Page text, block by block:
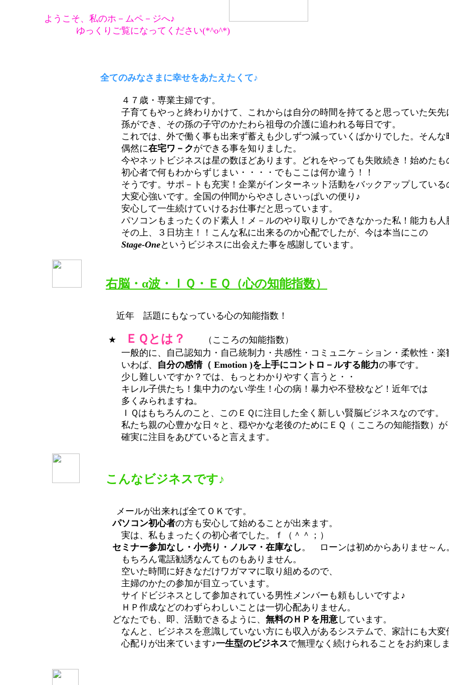
ようこそ、私のホ－ムペ－ジへ♪
ゆっくりご覧になってください(*^o^*)
全てのみなさまに幸せをあたえたくて♪
４７歳・専業主婦です。
子育てもやっと終わりかけて、これからは自分の時間を持てると思っていた矢先
孫ができ、その孫の子守のかたわら祖母の介護に追われる毎日です。
これでは、外で働く事も出来ず蓄えも少しずつ減っていくばかりでした。そんな
偶然に在宅ワ－クができる事を知りました。
今やネットビジネスは星の数ほどあります。どれをやっても失敗続き！始めたも
初心者で何もわからずじまい・・・・でもここは何か違う！！
そうです。サポ－トも充実！ 企業がインターネット活動をバックアップしている
大変心強いです。全国の仲間からやさしさいっぱいの便り♪
安心して一生続けていけるお仕事だと思っています。
パソコンもまったくのド素人！メ－ルのやり取りしかできなかった私！能力も人脈
その上、３日坊主！！こんな私に出来るのか心配でしたが、今は本当にこの
Stage-Oneというビジネスに出会えた事を感謝しています。
右脳・α波・ＩＱ・ＥＱ（心の知能指数）
近年 話題にもなっている心の知能指数！
★ ＥＱとは？
（こころの知能指数）
一般的に、自己認知力・自己統制力・共感性・コミュニケ－ション・柔軟性・楽観
いわば、 自分の感情（ Emotion )を上手にコントロ－ルする能力の事です。
少し難しいですか？では、もっとわかりやすく言うと・・
キレル子供たち！集中力のない学生！心の病！暴力や不登校など！近年では
多くみられますね。
ＩＱはもちろんのこと、このＥＱに注目した全く新しい賢脳ビジネスなのです。
私たち親の心豊かな日々と、穏やかな老後のためにＥＱ（ こころの知能指数）が
確実に注目をあびていると言えます。
こんなビジネスです♪
メールが出来れば全てＯＫです。
パソコン初心者の方も安心して始めることが出来ます。
実は、私もまったくの初心者でした。ｆ（＾＾；）
セミナー参加なし・小売り・ノルマ・在庫なし。 ローンは初めからありませ～ん
もちろん電話勧誘なんてものもありません。
空いた時間に好きなだけワガママに取り組めるので、
主婦のかたの参加が目立っています。
サイドビジネスとして参加されている男性メンバーも頼もしいですよ♪
ＨＰ作成などのわずらわしいことは一切心配ありません。
どなたでも、即、活動できるように、 無料のＨＰを用意 しています。
なんと、ビジネスを意識していない方にも収入があるシステムで、家計にも大変
心配りが出来ています♪一生型のビジネスで無理なく続けられることをお約束し